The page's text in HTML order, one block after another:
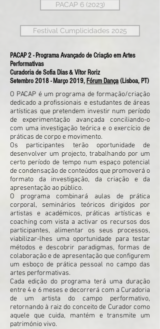
PACAP 6 (2023)
Festival Cumplicidades 2025
PACAP 2 - Programa Avançado de Criação em Artes
Performativas
Curadoria de Sofia Dias & Vítor Roriz
Setembro 2018 - Março 2019, Fórum Dança(Lisboa, PT)
O PACAP é um programa de formação/criação
dedicado a profissionais e estudantes de áreas
artísticas que pretendem investir num período
de experimentação avançada conciliando-o
com uma investigação teórica e o exercício de
práticas de corpo e movimento.
Os participantes terão oportunidade de
desenvolver um projecto, trabalhando por um
certo período de tempo num espaço potencial
de condensação de conteúdos que promoverá o
formato da investigação, da criação e da
apresentação ao público.
O programa combinará aulas de prática
corporal, seminários teóricos dirigidos por
artistas e académicos, práticas artísticas e
coaching com vista a activar os recursos dos
participantes, alimentar os seus processos,
viabilizar-lhes uma oportunidade para testar
métodos e descobrir paradigmas, formas de
colaboração e de apresentação que configurem
um esboço de prática pessoal no campo das
artes performativas.
Cada edição do programa terá uma duração
entre 4 e 6 meses e decorrerá com a Curadoria
de um artista do campo performativo,
retornando à raiz do conceito de Curador como
aquele que cuida, mantém e transmite um
património vivo.